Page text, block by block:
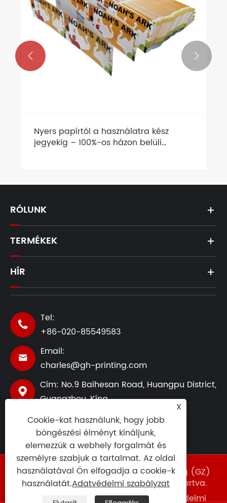
Nyers papírtól a használatra kész
jegyekig – 100%-os házon belüli
 
RÓLUNK
TERMÉKEK
HÍR

Tel:
+86-020-85549583

Email:
charles@gh-printing.com

Cím: No.9 Baihesan Road, Huangpu District,
Guangzhou, Kína
Copyright ©2025 Guang Dong-Hong Kong (GZ)
Smart Printing Co., LTD. Minden jog fenntartva.
Sitemap RSS | XML |
Adatvédelmi
X
Cookie-kat használunk, hogy jobb
böngészési élményt kínáljunk,
elemezzük a webhely forgalmát és
személyre szabjuk a tartalmat. Az oldal
használatával Ön elfogadja a cookie-k
használatát.Adatvédelmi szabályzat